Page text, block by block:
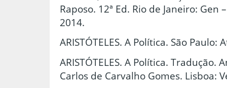
Raposo. 12ª Ed. Rio de Janeiro:
2014.
ARISTÓTELES. A Política. São Paulo:
ARISTÓTELES. A Política.
Carlos de Carvalho Gomes. Lisboa: